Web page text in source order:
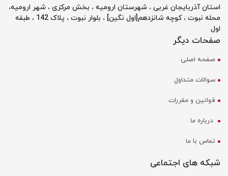
استان آذربایجان غربی ، شهرستان ارومیه ، بخش مرکزی ، شهر ارومیه،
محله نبوت ، کوچه شانزدهم[اول نگین] ، بلوار نبوت ، پلاک 142 ، طبقه
اول
صفحات دیگر
صفحه اصلی
سوالات متداول
قوانین و مقررات
درباره ما
تماس با ما
شبکه های اجتماعی